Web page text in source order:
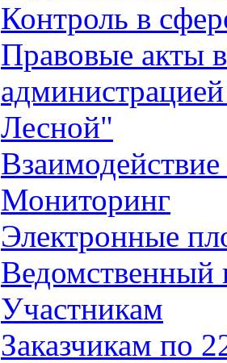
Контроль в
Правовые акты
Лесной"
Мониторинг
Электронные
Ведомственный
Участникам
Заказчикам по